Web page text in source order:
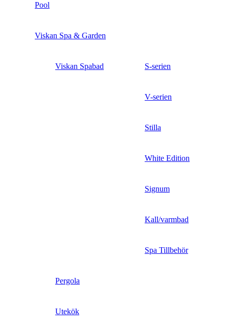
Pool
Viskan Spa & Garden
Viskan Spabad S-serien
V-serien
Stilla
White Edition
Signum
Kall/varmbad
Spa Tillbehör
Pergola
Utekök